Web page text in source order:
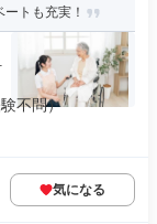
トも充実！
不問）
気になる